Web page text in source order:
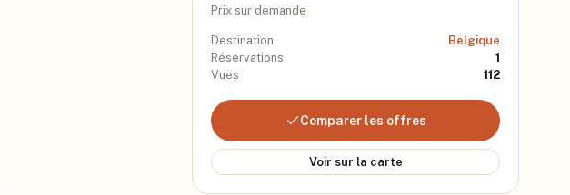
Prix sur demande
Destination
Belgique
Réservations
1
Vues
112
Comparer les offres
Voir sur la carte